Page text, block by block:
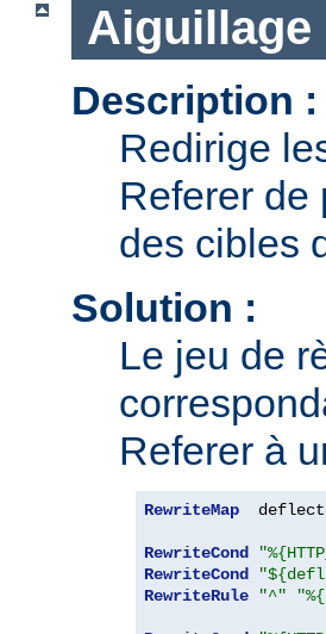
Aiguillage
Description :
Redirige
Referer de
des cibles
Solution :
Le jeu de
Referer à
RewriteMap
RewriteCond
RewriteCond
RewriteRule
"^"